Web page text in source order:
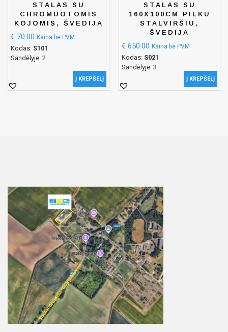
STALAS SU
CHROMUOTOMIS
KOJOMIS, ŠVEDIJA
€ 70.00 Kaina be PVM
Kodas: S101
Sandėlyje: 2
Į KREPŠELĮ
STALAS SU
160X100CM PILKU
STALVIRŠIU,
ŠVEDIJA
€ 650.00 Kaina be PVM
Kodas: S021
Sandėlyje: 3
Į KREPŠELĮ